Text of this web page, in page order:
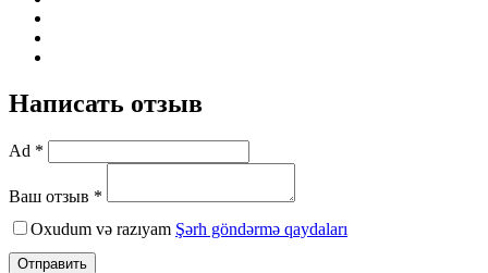
Написать отзыв
Ad *
Ваш отзыв *
Oxudum və razıyam Şərh göndərmə qaydaları
Отправить